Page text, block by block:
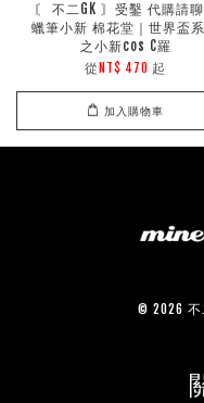
〘 不二GK 〙受鑿 代購請
蠟筆小新 棉花堂｜世界盃
之小新cos C羅
從 NT$ 470 起
加入購物車
© 2026 不